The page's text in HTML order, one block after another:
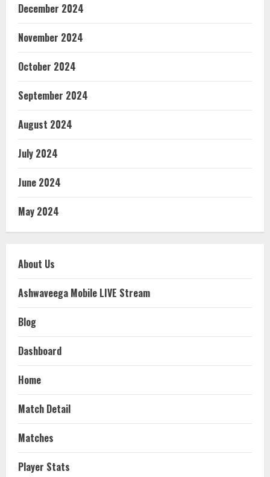
December 2024
November 2024
October 2024
September 2024
August 2024
July 2024
June 2024
May 2024
About Us
Ashwaveega Mobile LIVE Stream
Blog
Dashboard
Home
Match Detail
Matches
Player Stats